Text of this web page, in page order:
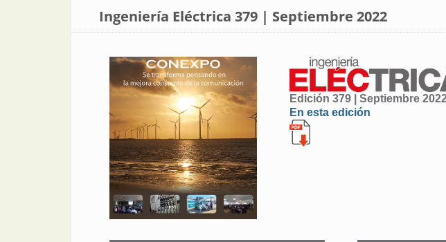
Ingeniería Eléctrica 379 | Septiembre 2022
Edición 379 | Septiembre
En esta edición